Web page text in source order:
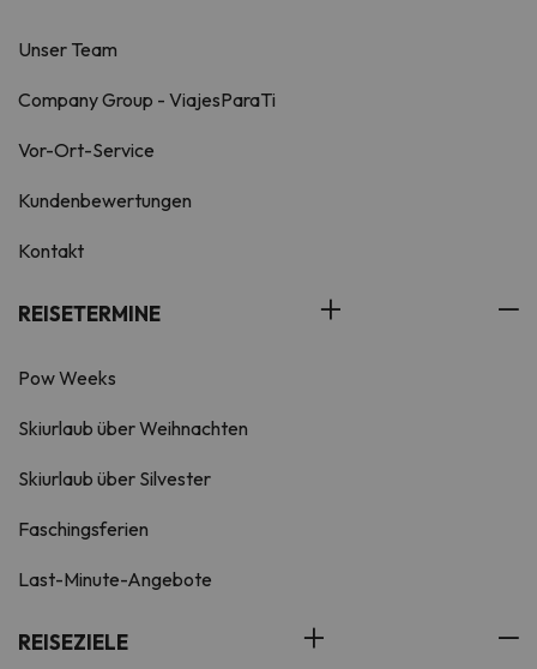
Unser Team
Company Group - ViajesParaTi
Vor-Ort-Service
Kundenbewertungen
Kontakt
REISETERMINE
Pow Weeks
Skiurlaub über Weihnachten
Skiurlaub über Silvester
Faschingsferien
Last-Minute-Angebote
REISEZIELE